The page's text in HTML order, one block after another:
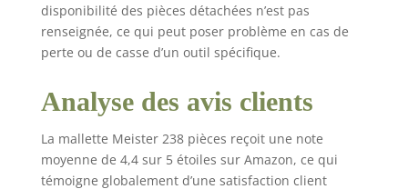
disponibilité des pièces détachées n’est pas
renseignée, ce qui peut poser problème en cas de
perte ou de casse d’un outil spécifique.
Analyse des avis clients
La mallette Meister 238 pièces reçoit une note
moyenne de 4,4 sur 5 étoiles sur Amazon, ce qui
témoigne globalement d’une satisfaction client